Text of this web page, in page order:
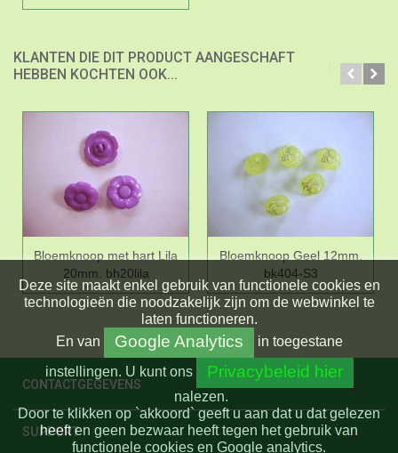
KLANTEN DIE DIT PRODUCT AANGESCHAFT
HEBBEN KOCHTEN OOK...
Bloemknoop met hart Lila
20mm. bh20lila
Bloemknoop Geel 12mm.
bk404-S3
CONTACTGEGEVENS
SUPPORT
Deze site maakt enkel gebruik van functionele cookies en
technologieën die noodzakelijk zijn om de webwinkel te
laten functioneren.
En van Google Analytics
in toegestane
instellingen. U kunt ons Privacybeleid hier
nalezen.
Door te klikken op `akkoord` geeft u aan dat u dat gelezen
heeft en geen bezwaar heeft tegen het gebruik van
functionele cookies en Google analytics.